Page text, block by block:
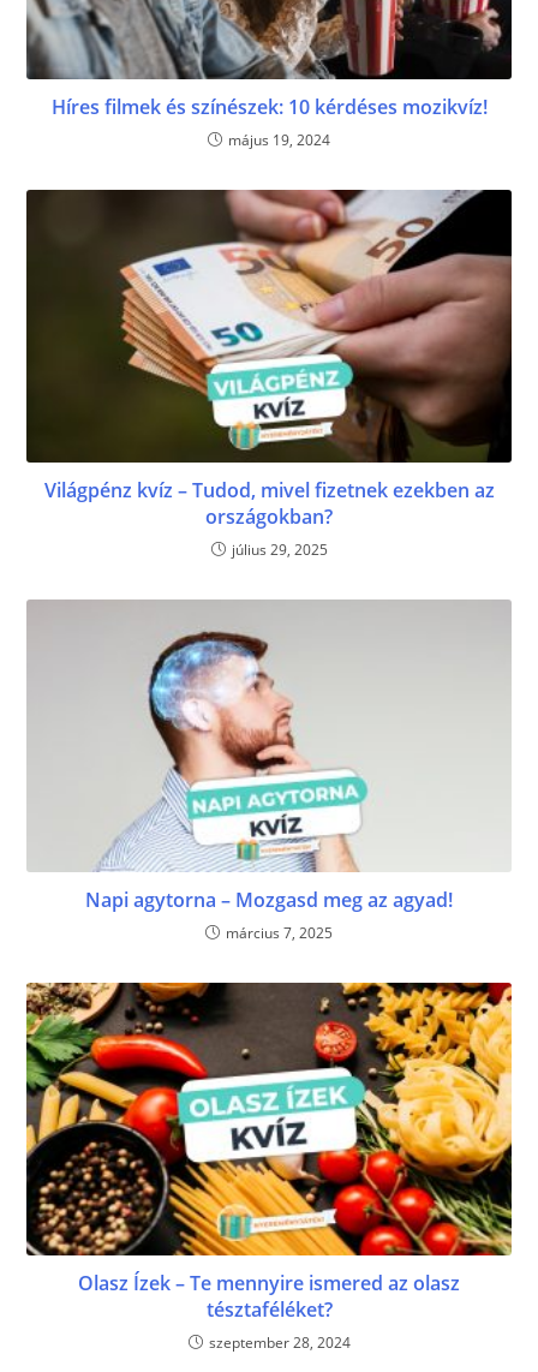
Híres filmek és színészek: 10 kérdéses mozikvíz!
május 19, 2024
Világpénz kvíz – Tudod, mivel fizetnek ezekben az
országokban?
július 29, 2025
Napi agytorna – Mozgasd meg az agyad!
március 7, 2025
Olasz Ízek – Te mennyire ismered az olasz
tésztaféléket?
szeptember 28, 2024